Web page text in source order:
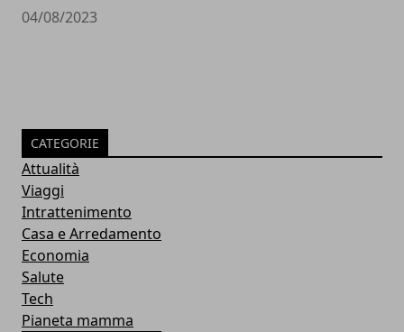
04/08/2023
CATEGORIE
Attualità
Viaggi
Intrattenimento
Casa e Arredamento
Economia
Salute
Tech
Pianeta mamma